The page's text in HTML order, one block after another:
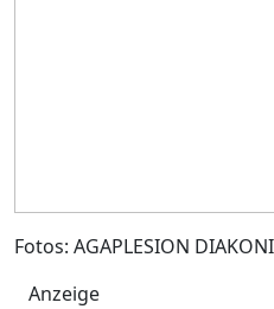
Fotos: AGAPLESION
Anzeige